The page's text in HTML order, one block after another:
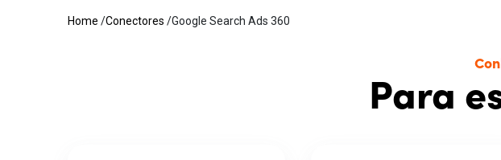
Home /Conectores /Google Search Ads 360
Para